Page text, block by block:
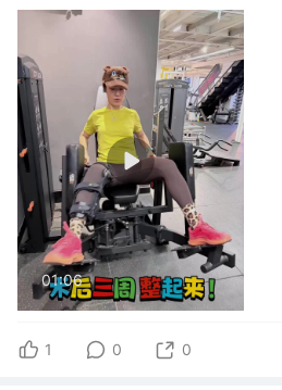
01:06
1 0 0